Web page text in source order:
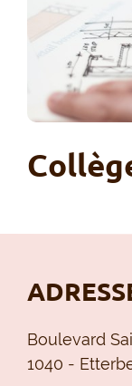
Boulevard
1040 -